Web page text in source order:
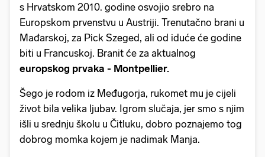
s Hrvatskom 2010. godine osvojio srebro na
Europskom prvenstvu u Austriji. Trenutačno brani u
Mađarskoj, za Pick Szeged, ali od iduće će godine
biti u Francuskoj. Branit će za aktualnog
europskog prvaka - Montpellier.
Šego je rodom iz Međugorja, rukomet mu je cijeli
život bila velika ljubav. Igrom slučaja, jer smo s njim
išli u srednju školu u Čitluku, dobro poznajemo tog
dobrog momka kojem je nadimak Manja.